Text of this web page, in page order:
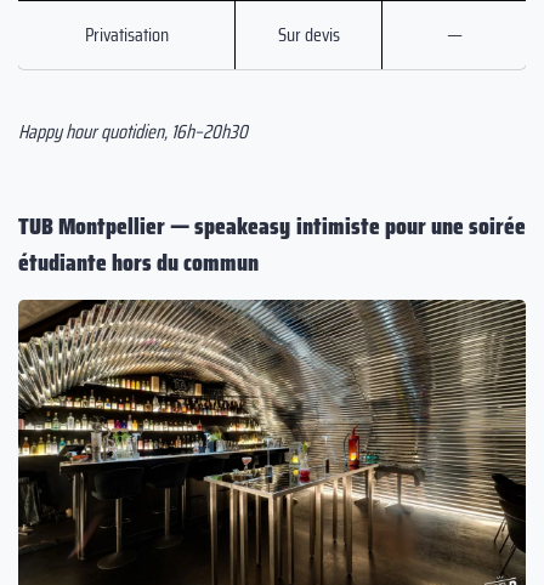
Privatisation Sur devis —
Happy hour quotidien, 16h–20h30
TUB Montpellier — speakeasy intimiste pour une soirée
étudiante hors du commun